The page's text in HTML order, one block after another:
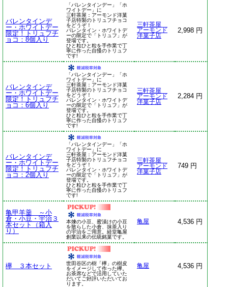
バレンタインデ
ー・ホワイトデー
限定！トリュフチ
ョコ：8個入り
「バレンタインデー」「ホ
ワイトデー」に
三軒茶屋：アーモンド洋菓
子店特製のトリュフチョコ
をどうぞ！
バレンタイン・ホワイトデ
ーの限定で「トリュフ」が
登場です。
ひと粒ひと粒を手作業で丁
寧に作った自慢のトリュフ
です!
三軒茶屋
アーモンド
洋菓子店
2,998 円
バレンタインデ
ー・ホワイトデー
限定！トリュフチ
ョコ：6個入り
「バレンタインデー」「ホ
ワイトデー」に
三軒茶屋：アーモンド洋菓
子店特製のトリュフチョコ
をどうぞ！
バレンタイン・ホワイトデ
ーの限定で「トリュフ」が
登場です。
ひと粒ひと粒を手作業で丁
寧に作った自慢のトリュフ
です!
三軒茶屋
アーモンド
洋菓子店
2,284 円
バレンタインデ
ー・ホワイトデー
限定！トリュフチ
ョコ：2個入り
「バレンタインデー」「ホ
ワイトデー」に
三軒茶屋：アーモンド洋菓
子店特製のトリュフチョコ
をどうぞ！
バレンタイン・ホワイトデ
ーの限定で「トリュフ」が
登場です。
ひと粒ひと粒を手作業で丁
寧に作った自慢のトリュフ
です!
三軒茶屋
アーモンド
洋菓子店
749 円
亀甲羊羹 ～小
倉・小豆・宇治３
本セット（箱入
り）
本煉の小豆、蜜漬けの小豆
を散らした小倉、抹茶入り
の宇治をご用意。経堂亀屋
創業以来の伝統銘菓です。
亀屋 4,536 円
欅 ３本セット
世田谷区の樹「欅」の樹皮
をイメージして作った欅。
お茶席などで活用していた
だいてご好評いただいてお
ります。
亀屋 4,536 円